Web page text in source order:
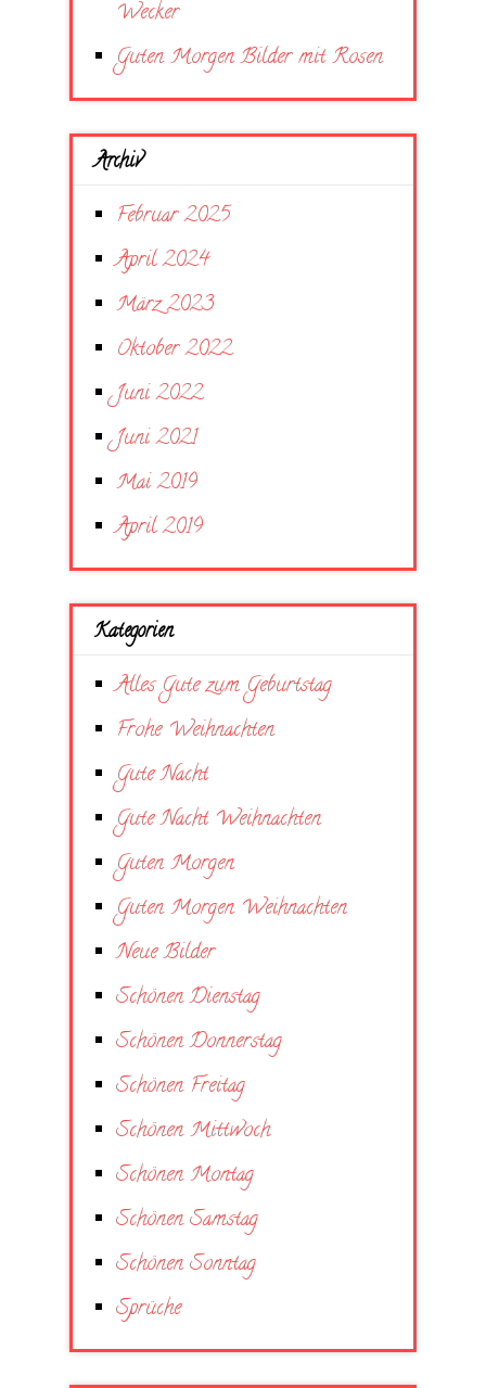
Wecker
Guten Morgen Bilder mit Rosen
Archiv
Februar 2025
April 2024
März 2023
Oktober 2022
Juni 2022
Juni 2021
Mai 2019
April 2019
Kategorien
Alles Gute zum Geburtstag
Frohe Weihnachten
Gute Nacht
Gute Nacht Weihnachten
Guten Morgen
Guten Morgen Weihnachten
Neue Bilder
Schönen Dienstag
Schönen Donnerstag
Schönen Freitag
Schönen Mittwoch
Schönen Montag
Schönen Samstag
Schönen Sonntag
Sprüche